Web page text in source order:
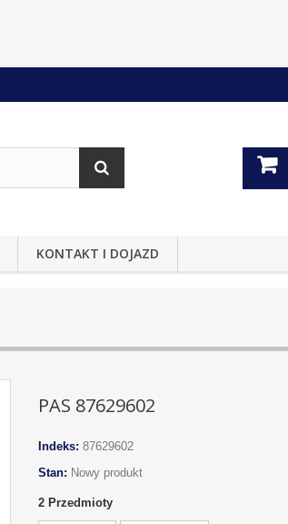
KONTAKT I DOJAZD
PAS 87629602
Indeks: 87629602
Stan: Nowy produkt
2 Przedmioty